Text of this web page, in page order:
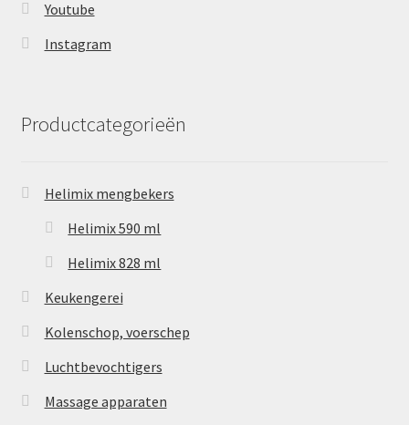
Youtube
Instagram
Productcategorieën
Helimix mengbekers
Helimix 590 ml
Helimix 828 ml
Keukengerei
Kolenschop, voerschep
Luchtbevochtigers
Massage apparaten